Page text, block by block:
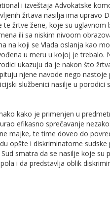
i izveštaja Advokatske
žrtava nasilja ima upravo
žrtve žene, koje su uglavnom
ili sa niskim nivoom
na koji se Vlada oslanja kao
u meru u kojoj je trebalo.
ukazuju da je nakon što
njene navode nego
službenici nasilje u
kako je primenjen u
efikasno sprečavanje
majke, te time doveo do
opšte i diskriminatorne
smatra da se nasilje koje su
i da predstavlja oblik